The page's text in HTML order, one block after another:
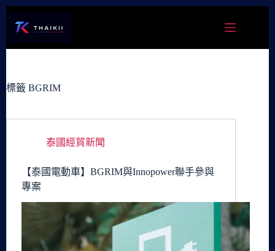
容
標籤 BGRIM
泰國經貿新聞
【泰國電動車】BGRIM與Innopower聯手參與
專案